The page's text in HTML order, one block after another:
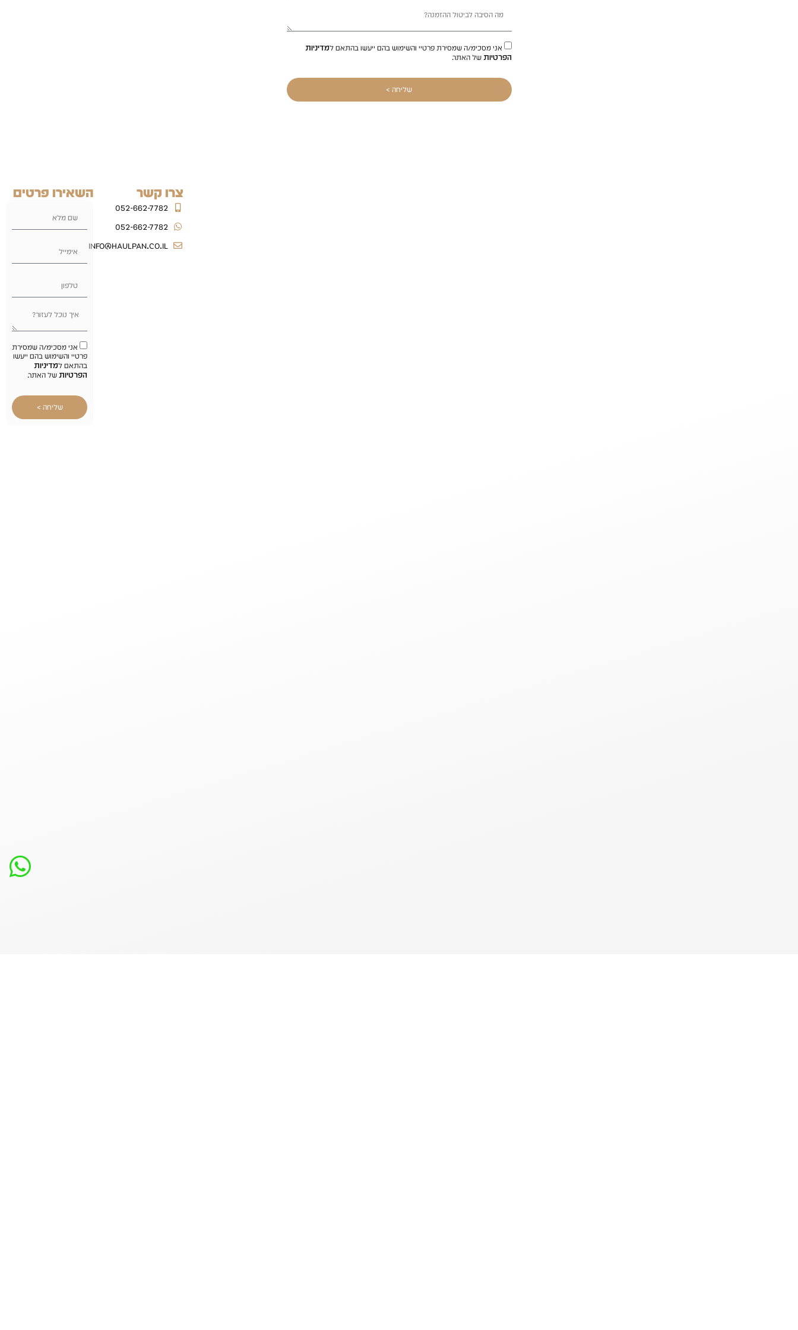
אני מסכימ/ה שמסירת פרטיי והשימוש בהם ייעשו בהתאם למדיניות
הפרטיותשל האתר.
שליחה >
צרו קשר
052-662-7782
052-662-7782
info@haulpan.co.il
השאירו פרטים
אני מסכימ/ה שמסירת
פרטיי והשימוש בהם ייעשו
בהתאם למדיניות
הפרטיות של האתר.
שליחה >